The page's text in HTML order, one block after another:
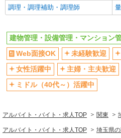
退職金・財形貯蓄制度あり
同じ職種から求人を探す
清掃・警備・ビルメン
建物管理・設備管理・マンション
同じ特徴から求人を探す
上場企業・上場企業のグループ会
社
調理・調理補助・調理師
建物管理・設備管理・マンション
Web面接OK
未経験歓迎
女性活躍中
主婦・主夫歓迎
ミドル（40代～）活躍中
アルバイト・バイト・求人TOP 関東
アルバイト・バイト・求人TOP 埼玉県